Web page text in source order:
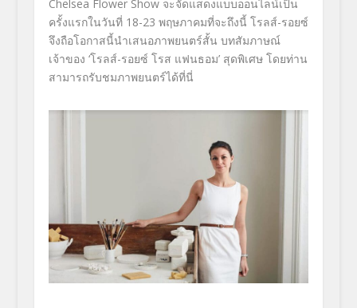
Chelsea Flower Show จะจัดแสดงแบบออนไลน์เป็น
ครั้งแรกในวันที่ 18-23 พฤษภาคมที่จะถึงนี้ โรลส์-รอยซ์
จึงถือโอกาสนี้นำเสนอภาพยนตร์สั้น บทสัมภาษณ์
เจ้าของ ‘โรลส์-รอยซ์ โรส แฟนธอม’ สุดพิเศษ โดยท่าน
สามารถรับชมภาพยนตร์ได้ที่นี่